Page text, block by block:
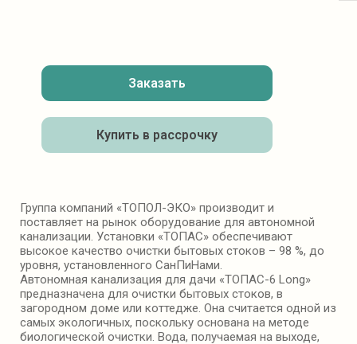
Купить в рассрочку
Заказать
Группа компаний «ТОПОЛ-ЭКО» производит и
поставляет на рынок оборудование для автономной
канализации. Установки «ТОПАС» обеспечивают
высокое качество очистки бытовых стоков – 98 %, до
уровня, установленного СанПиНами.
Автономная канализация для дачи «ТОПАС-6 Long»
предназначена для очистки бытовых стоков, в
загородном доме или коттедже. Она считается одной из
самых экологичных, поскольку основана на методе
биологической очистки. Вода, получаемая на выходе,